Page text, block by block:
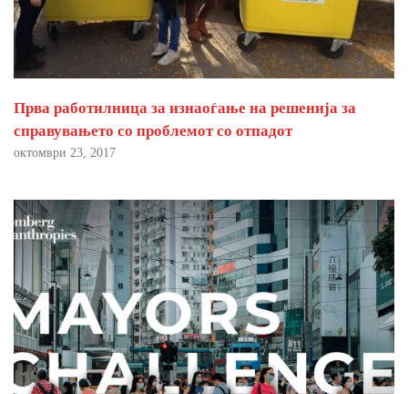
Прва работилница за изнаоѓање на решенија за
справувањето со проблемот со отпадот
октомври 23, 2017